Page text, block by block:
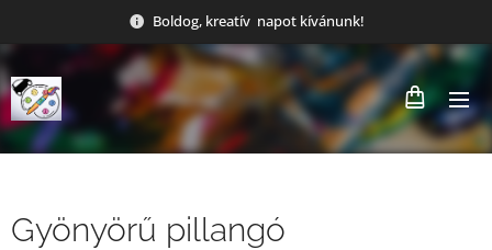
Boldog, kreatív napot kívánunk!
Gyönyörű pillangó